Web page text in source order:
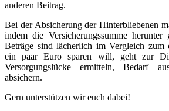
anderen Beitrag.
Bei der Absicherung der Hinterbliebenen
indem die Versicherungssumme
Beträge sind lächerlich im Vergleich zum
ein paar Euro sparen will, geht zur
Versorgungslücke ermitteln, Bedarf
absichern.
Gern unterstützen wir euch dabei!